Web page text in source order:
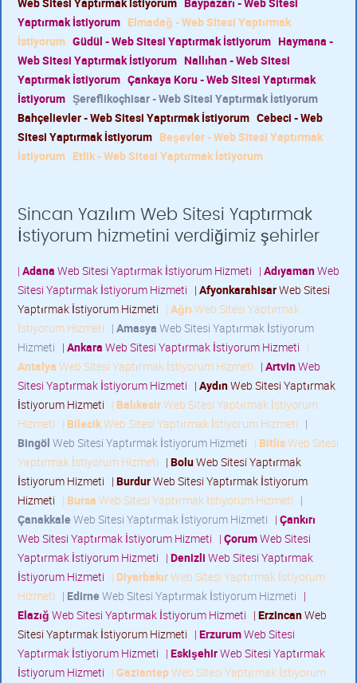
Yaptırmak İstiyorum Elmadağ - Web Sitesi Yaptırmak
İstiyorum Güdül - Web Sitesi Yaptırmak İstiyorum Haymana -
Web Sitesi Yaptırmak İstiyorum Nallıhan - Web Sitesi
Yaptırmak İstiyorum Çankaya Koru - Web Sitesi Yaptırmak
İstiyorum Şereflikoçhisar - Web Sitesi Yaptırmak İstiyorum
Bahçelievler - Web Sitesi Yaptırmak İstiyorum Cebeci - Web
Sitesi Yaptırmak İstiyorum Beşevler - Web Sitesi Yaptırmak
İstiyorum Etlik - Web Sitesi Yaptırmak İstiyorum
Sincan Yazılım Web Sitesi Yaptırmak
İstiyorum hizmetini verdiğimiz şehirler
| Adana Web Sitesi Yaptırmak İstiyorum Hizmeti | AdıyamanWeb
Sitesi Yaptırmak İstiyorum Hizmeti | AfyonkarahisarWeb Sitesi
Yaptırmak İstiyorum Hizmeti | Ağrı Web Sitesi Yaptırmak
İstiyorum Hizmeti | Amasya Web Sitesi Yaptırmak İstiyorum
Hizmeti | Ankara Web Sitesi Yaptırmak İstiyorum Hizmeti |
Antalya Web Sitesi Yaptırmak İstiyorum Hizmeti | ArtvinWeb
Sitesi Yaptırmak İstiyorum Hizmeti | AydınWeb Sitesi Yaptırmak
İstiyorum Hizmeti | BalıkesirWeb Sitesi Yaptırmak İstiyorum
Hizmeti | BilecikWeb Sitesi Yaptırmak İstiyorum Hizmeti |
Bingöl Web Sitesi Yaptırmak İstiyorum Hizmeti | BitlisWeb Sitesi
Yaptırmak İstiyorum Hizmeti | BoluWeb Sitesi Yaptırmak
İstiyorum Hizmeti | BurdurWeb Sitesi Yaptırmak İstiyorum
Hizmeti | Bursa Web Sitesi Yaptırmak İstiyorum Hizmeti |
Çanakkale Web Sitesi Yaptırmak İstiyorum Hizmeti | Çankırı
Web Sitesi Yaptırmak İstiyorum Hizmeti | ÇorumWeb Sitesi
Yaptırmak İstiyorum Hizmeti | Denizli Web Sitesi Yaptırmak
İstiyorum Hizmeti | DiyarbakırWeb Sitesi Yaptırmak İstiyorum
Hizmeti | Edirne Web Sitesi Yaptırmak İstiyorum Hizmeti |
Elazığ Web Sitesi Yaptırmak İstiyorum Hizmeti | ErzincanWeb
Sitesi Yaptırmak İstiyorum Hizmeti | ErzurumWeb Sitesi
Yaptırmak İstiyorum Hizmeti | EskişehirWeb Sitesi Yaptırmak
İstiyorum Hizmeti | GaziantepWeb Sitesi Yaptırmak İstiyorum